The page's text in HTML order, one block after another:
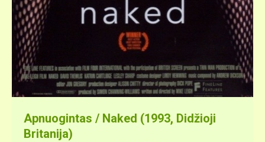
Apnuogintas / Naked (1993, Didžioji
Britanija)